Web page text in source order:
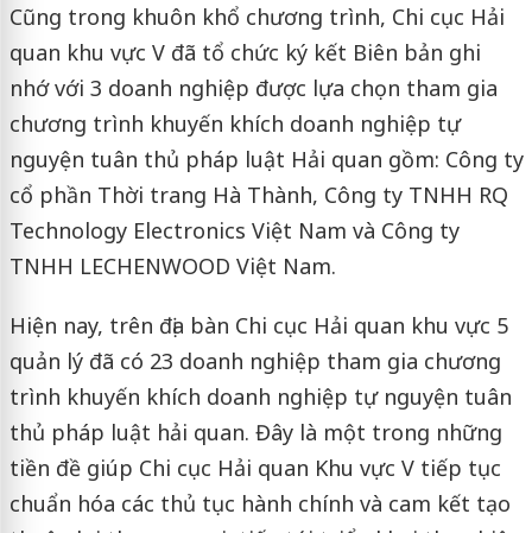
Cũng trong khuôn khổ chương trình, Chi cục Hải
quan khu vực V đã tổ chức ký kết Biên bản ghi
nhớ với 3 doanh nghiệp được lựa chọn tham gia
chương trình khuyến khích doanh nghiệp tự
nguyện tuân thủ pháp luật Hải quan gồm: Công ty
cổ phần Thời trang Hà Thành, Công ty TNHH RQ
Technology Electronics Việt Nam và Công ty
TNHH LECHENWOOD Việt Nam.
Hiện nay, trên địa bàn Chi cục Hải quan khu vực 5
quản lý đã có 23 doanh nghiệp tham gia chương
trình khuyến khích doanh nghiệp tự nguyện tuân
thủ pháp luật hải quan. Đây là một trong những
tiền đề giúp Chi cục Hải quan Khu vực V tiếp tục
chuẩn hóa các thủ tục hành chính và cam kết tạo